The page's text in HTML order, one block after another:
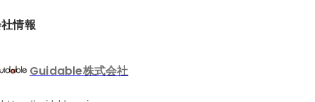
情報
Guidable株式会社